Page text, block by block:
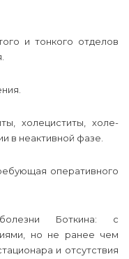
и тонкого отделов
холециститы, холе-
в неактивной фазе.
оперативного
Боткина: с
но не ранее чем
и отсутствия